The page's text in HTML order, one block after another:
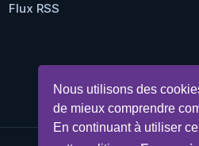
Nous utilisons des
de mieux comprendre
En continuant à utiliser
Flux RSS